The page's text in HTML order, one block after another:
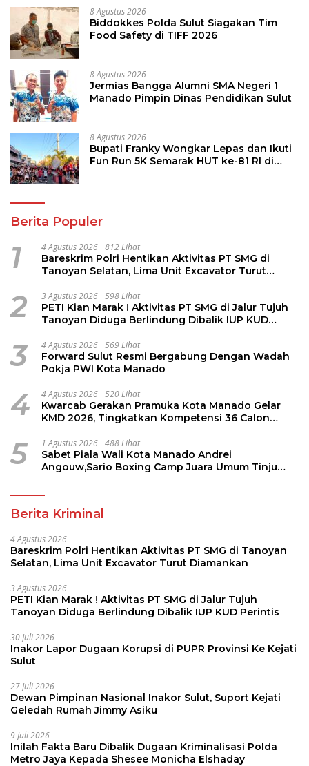
8 Agustus 2026
Biddokkes Polda Sulut Siagakan Tim
Food Safety di TIFF 2026
8 Agustus 2026
Jermias Bangga Alumni SMA Negeri 1
Manado Pimpin Dinas Pendidikan Sulut
8 Agustus 2026
Bupati Franky Wongkar Lepas dan Ikuti
Fun Run 5K Semarak HUT ke-81 RI di
Berita Populer
1 4 Agustus 2026 812 Lihat
Bareskrim Polri Hentikan Aktivitas PT SMG di
Tanoyan Selatan, Lima Unit Excavator Turut
2 3 Agustus 2026 598 Lihat
PETI Kian Marak ! Aktivitas PT SMG di Jalur Tujuh
Tanoyan Diduga Berlindung Dibalik IUP KUD
3 4 Agustus 2026 569 Lihat
Forward Sulut Resmi Bergabung Dengan Wadah
Pokja PWI Kota Manado
4 4 Agustus 2026 520 Lihat
Kwarcab Gerakan Pramuka Kota Manado Gelar
KMD 2026, Tingkatkan Kompetensi 36 Calon
5 1 Agustus 2026 488 Lihat
Sabet Piala Wali Kota Manado Andrei
Angouw,Sario Boxing Camp Juara Umum Tinju
Berita Kriminal
4 Agustus 2026
Bareskrim Polri Hentikan Aktivitas PT SMG di Tanoyan
Selatan, Lima Unit Excavator Turut Diamankan
3 Agustus 2026
PETI Kian Marak ! Aktivitas PT SMG di Jalur Tujuh
Tanoyan Diduga Berlindung Dibalik IUP KUD Perintis
30 Juli 2026
Inakor Lapor Dugaan Korupsi di PUPR Provinsi Ke Kejati
Sulut
27 Juli 2026
Dewan Pimpinan Nasional Inakor Sulut, Suport Kejati
Geledah Rumah Jimmy Asiku
9 Juli 2026
Inilah Fakta Baru Dibalik Dugaan Kriminalisasi Polda
Metro Jaya Kepada Shesee Monicha Elshaday